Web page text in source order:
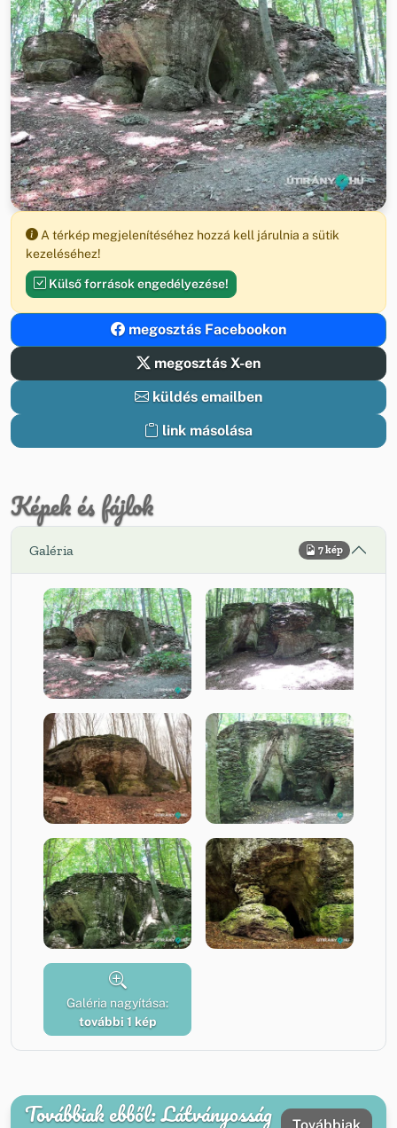
A térkép megjelenítéséhez hozzá kell járulnia a sütik
kezeléséhez!
Külső források engedélyezése!
megosztás Facebookon
megosztás X-en
küldés emailben
link másolása
Képek és fájlok
Galéria 7 kép
Galéria nagyítása:
további 1 kép
Továbbiak ebből: Látványosság